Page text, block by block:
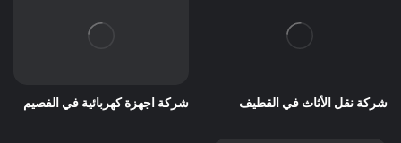
شركة نقل الأثاث في القطيف شركة اجهزة كهربائية في الفصيم